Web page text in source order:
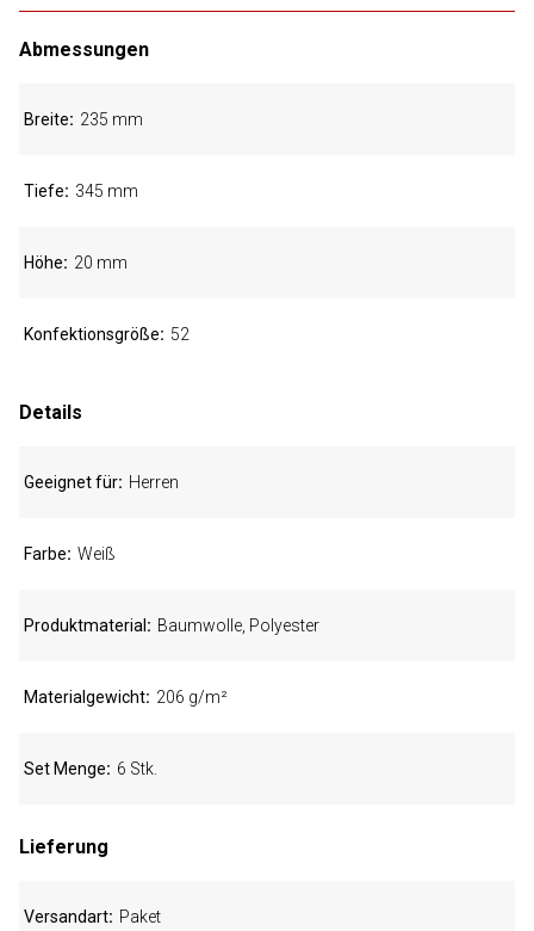
Abmessungen
Breite 235 mm
Tiefe 345 mm
Höhe 20 mm
Konfektionsgröße 52
Details
Geeignet für Herren
Farbe Weiß
Produktmaterial Baumwolle, Polyester
Materialgewicht 206 g/m²
Set Menge 6 Stk.
Lieferung
Versandart Paket